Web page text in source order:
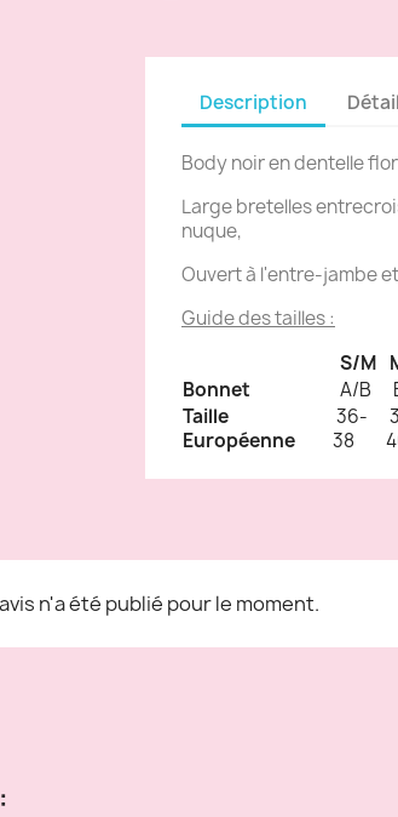
Description
Body noir en dentelle
Large bretelles
nuque,
Ouvert à l'entre-jambe
Guide des tailles :
S/M
Bonnet
A/B
Taille
Européenne
36-
38
n'a été publié pour le moment.